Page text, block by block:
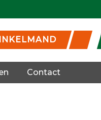
Contact